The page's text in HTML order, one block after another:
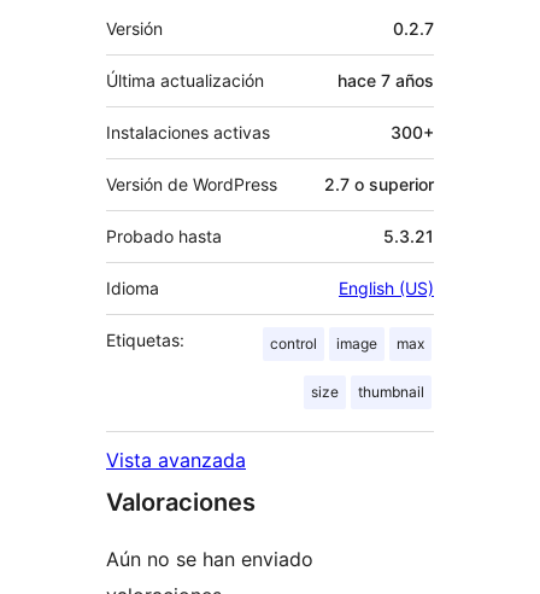
Meta
Versión 0.2.7
Última actualización hace 7 años
Instalaciones activas 300+
Versión de WordPress 2.7 o superior
Probado hasta 5.3.21
Idioma English (US)
Etiquetas: control image max
size thumbnail
Vista avanzada
Valoraciones
Aún no se han enviado